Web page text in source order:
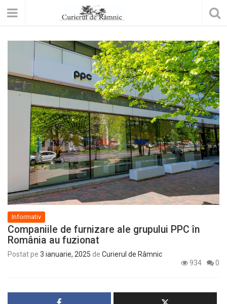
Informativ
Companiile de furnizare ale grupului PPC în
România au fuzionat
Postat pe 3 ianuarie, 2025 de Curierul de Râmnic
934
0